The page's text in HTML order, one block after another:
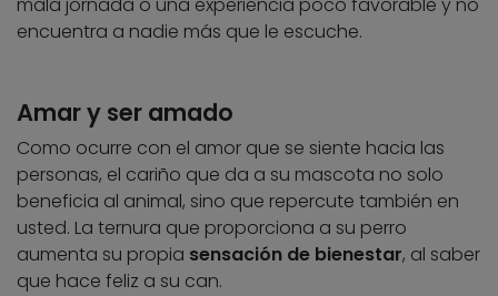
mala jornada o una experiencia poco favorable y no
encuentra a nadie más que le escuche.
Amar y ser amado
Como ocurre con el amor que se siente hacia las
personas, el cariño que da a su mascota no solo
beneficia al animal, sino que repercute también en
usted. La ternura que proporciona a su perro
aumenta su propia sensación de bienestar, al saber
que hace feliz a su can.